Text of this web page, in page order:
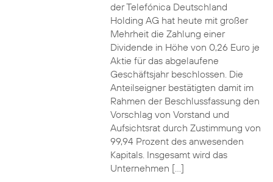
der Telefónica Deutschland
Holding AG hat heute mit großer
Mehrheit die Zahlung einer
Dividende in Höhe von 0,26 Euro je
Aktie für das abgelaufene
Geschäftsjahr beschlossen. Die
Anteilseigner bestätigten damit im
Rahmen der Beschlussfassung den
Vorschlag von Vorstand und
Aufsichtsrat durch Zustimmung von
99,94 Prozent des anwesenden
Kapitals. Insgesamt wird das
Unternehmen […]